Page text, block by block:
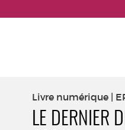
Livre numérique |
LE DERNIER